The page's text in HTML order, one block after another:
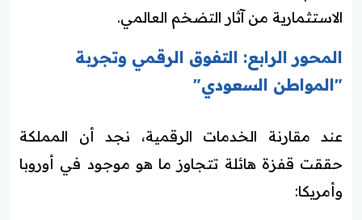
الاستثمارية من آثار التضخم العالمي.
المحور الرابع: التفوق الرقمي وتجربة
"المواطن السعودي"
عند مقارنة الخدمات الرقمية، نجد أن المملكة
حققت قفزة هائلة تتجاوز ما هو موجود في أوروبا
وأمريكا: